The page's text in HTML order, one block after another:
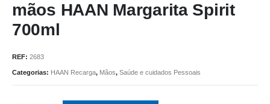
mãos HAAN Margarita Spirit
700ml
REF: 2683
Categorias: HAAN Recarga, Mãos, Saúde e cuidados Pessoais